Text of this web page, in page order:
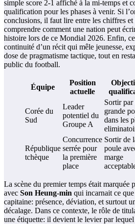
simple score 2-1 affiché à la mi-temps et
qualification pour les phases à venir. Si
conclusions, il faut lire entre les chiffres et
comprendre comment une nation peut
histoire lors de ce Mondial 2026. Enfin,
continuité d’un récit qui mêle jeunesse,
dose de pragmatisme tactique, tout en
public du football.
Équipe
Position
actuelle
Corée du
Sud
Leader
potentiel du
Groupe A
Sortir par
grande
dans les
République
tchèque
Concurrence
serrée pour
la première
place
Sortir de
poule
marge
La scène du premier temps était marquée
avec Son Heung-min qui incarnait ce
capitaine: présence, déviation, et surtout
décalage. Dans ce contexte, le rôle de
une étiquette: il devient le levier par